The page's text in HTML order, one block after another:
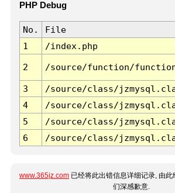
PHP Debug
No. File
1
/index.php
2 /source/function/
3 /source/class/
4
/source/class/
5
/source/class/
6
/source/class/
www.365jz.com 已经将此出错信息详细记录, 由
们深感歉意.